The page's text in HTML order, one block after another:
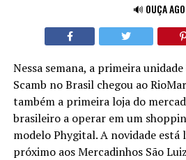
🔊 OUÇA
Nessa semana, a primeira
Scamb no Brasil chegou ao
também a primeira loja do
brasileiro a operar em um
modelo Phygital. A novidade está
próximo aos Mercadinhos São